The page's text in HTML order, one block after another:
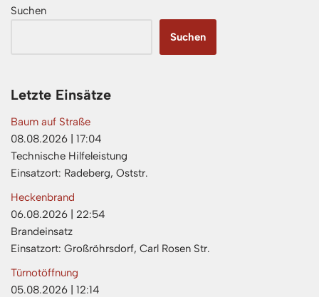
Suchen
Suchen
Letzte Einsätze
Baum auf Straße
08.08.2026
17:04
Technische Hilfeleistung
Einsatzort: Radeberg, Oststr.
Heckenbrand
06.08.2026
22:54
Brandeinsatz
Einsatzort: Großröhrsdorf, Carl Rosen Str.
Türnotöffnung
05.08.2026
12:14